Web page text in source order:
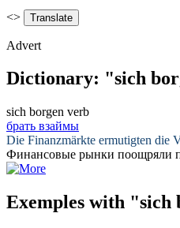
<>
Advert
Dictionary: "sich
sich borgen verb
брать взаймы
Die Finanzmärkte ermutigten die
Финансовые рынки поощряли
Exemples with "sich